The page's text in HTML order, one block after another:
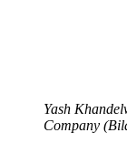
Yash
Company